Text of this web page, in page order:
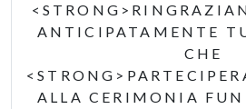
ANTICIPATAMENTE
CHE
ALLA CERIMONIA